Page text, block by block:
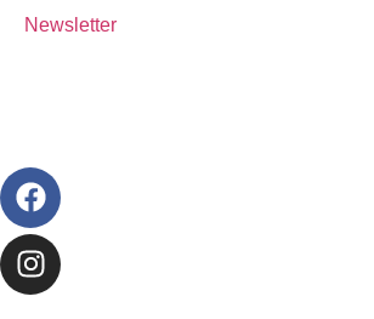
Newsletter